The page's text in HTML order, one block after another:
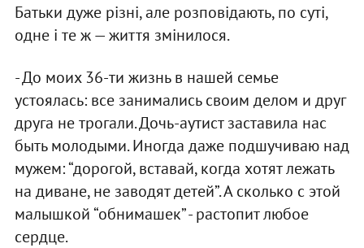
Батьки дуже різні, але розповідають, по суті,
одне і те ж — життя змінилося.
- До моих 36-ти жизнь в нашей семье
устоялась: все занимались своим делом и друг
друга не трогали. Дочь-аутист заставила нас
быть молодыми. Иногда даже подшучиваю над
мужем: “дорогой, вставай, когда хотят лежать
на диване, не заводят детей”. А сколько с этой
малышкой “обнимашек” - растопит любое
сердце.